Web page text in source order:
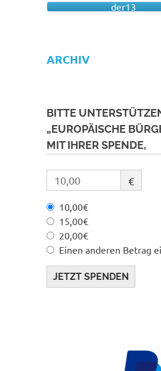
der13
ARCHIV
BITTE
„EUROPÄISCHE
MIT IHRER SPENDE,
€
10,00€
15,00€
20,00€
Einen anderen Betrag
JETZT SPENDEN